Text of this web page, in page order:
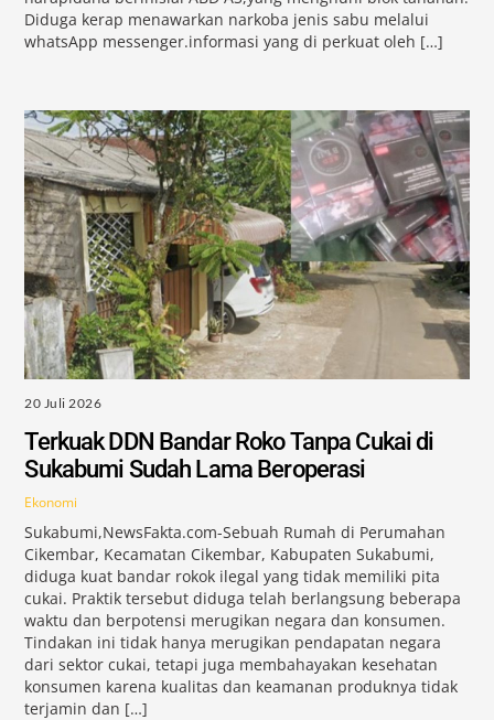
Diduga kerap menawarkan narkoba jenis sabu melalui
whatsApp messenger.informasi yang di perkuat oleh […]
20 Juli 2026
Terkuak DDN Bandar Roko Tanpa Cukai di
Sukabumi Sudah Lama Beroperasi
Ekonomi
Sukabumi,NewsFakta.com-Sebuah Rumah di Perumahan
Cikembar, Kecamatan Cikembar, Kabupaten Sukabumi,
diduga kuat bandar rokok ilegal yang tidak memiliki pita
cukai. Praktik tersebut diduga telah berlangsung beberapa
waktu dan berpotensi merugikan negara dan konsumen.
Tindakan ini tidak hanya merugikan pendapatan negara
dari sektor cukai, tetapi juga membahayakan kesehatan
konsumen karena kualitas dan keamanan produknya tidak
terjamin dan […]